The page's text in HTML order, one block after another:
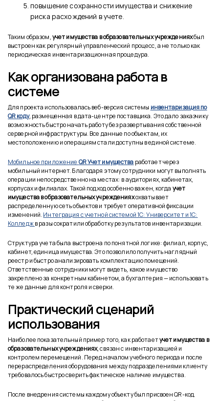
повышение сохранности имущества и снижение
риска расхождений в учете.
Таким образом,учет имущества в образовательных учрежденияхбыл
выстроен как регулярный управленческий процесс, а не только как
периодическая инвентаризационная процедура.
Как организована работа в
системе
Для проекта использовалась веб-версия системы инвентаризация по
QR коду, размещенная в дата-центре поставщика. Это дало заказчику
возможность быстро начать работу без развертывания собственной
серверной инфраструктуры. Все данные по объектам, их
местоположению и операциям стали доступны в единой системе.
Мобильное приложение QR Учет имущества работает через
мобильный интернет. Благодаря этому сотрудники могут выполнять
операции непосредственно на местах: в аудиториях, кабинетах,
корпусах и филиалах. Такой подход особенно важен, когда учет
имущества в образовательных учрежденияхохватывает
распределенную сеть объектов и требует оперативной фиксации
изменений. Интеграция с учетной системой 1С: Университет и 1С:
Колледжв разы сократили обработку результатов инвентаризации.
Структура учета была выстроена по понятной логике: филиал, корпус,
кабинет, единица имущества. Это позволило получить наглядный
реестр и быстро анализировать комплектацию помещений.
Ответственные сотрудники могут видеть, какое имущество
закреплено за конкретным кабинетом, а бухгалтерия — использовать
те же данные для контроля и сверки.
Практический сценарий
использования
Наиболее показательный пример того, как работаетучет имущества в
образовательных учреждениях, связан с инвентаризацией и
контролем перемещений. Перед началом учебного периода и после
перераспределения оборудования между подразделениями клиенту
требовалось быстро сверить фактическое наличие имущества.
После внедрения системы каждому объекту был присвоен QR-код.